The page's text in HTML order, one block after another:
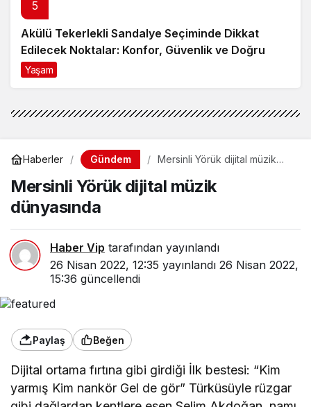
Haberler Gündem
Mersinli Yörük dijital müzik
dünyasında
Mersinli Yörük dijital müzik
26 Nisan 2022, 12:35
15:36 güncellendi
Dijital ortama fırtına gibi girdiği İlk bestesi: “Kim
yarmış Kim nankör Gel de gör” Türküsüyle rüzgar
diğer Yörükoğlu Selim, Çocukluğundan beri, kendi
deyimi ile türkü çığıran, çok sayıda şiirler yazıp
beste yapan bir köylü çocuğu…
Çok iddialı olduğu ilk bestesi ile Dijital Müzik
dünyasının en favorileri Net D, Spotify ve bir çok